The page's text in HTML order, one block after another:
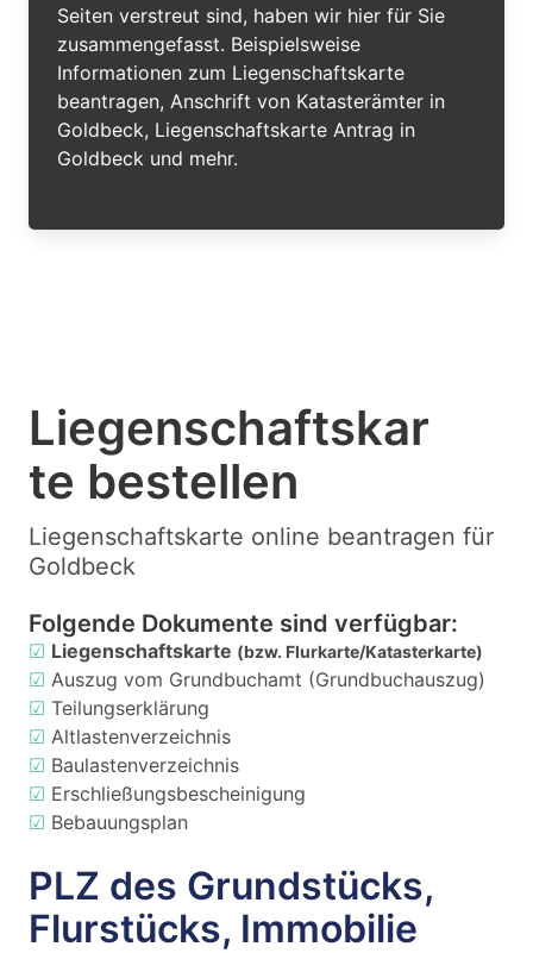
Seiten verstreut sind, haben wir hier für Sie
zusammengefasst. Beispielsweise
Informationen zum Liegenschaftskarte
beantragen, Anschrift von Katasterämter in
Goldbeck, Liegenschaftskarte Antrag in
Goldbeck und mehr.
Liegenschaftskar
te bestellen
Liegenschaftskarte online beantragen für
Goldbeck
Folgende Dokumente sind verfügbar:
☑ Liegenschaftskarte (bzw. Flurkarte/Katasterkarte)
☑ Auszug vom Grundbuchamt (Grundbuchauszug)
☑ Teilungserklärung
☑ Altlastenverzeichnis
☑ Baulastenverzeichnis
☑ Erschließungsbescheinigung
☑ Bebauungsplan
PLZ des Grundstücks,
Flurstücks, Immobilie